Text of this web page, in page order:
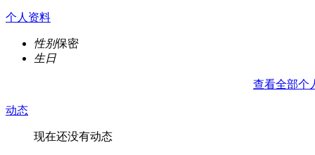
个人资料
性别保密
生日
查看全部个
动态
现在还没有动态